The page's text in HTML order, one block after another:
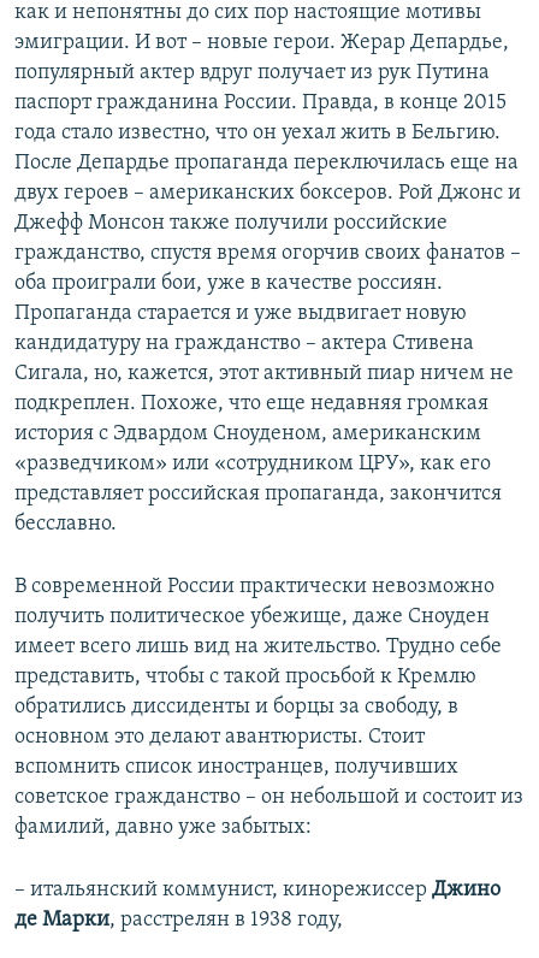
как и непонятны до сих пор настоящие мотивы
эмиграции. И вот – новые герои. Жерар Депардье,
популярный актер вдруг получает из рук Путина
паспорт гражданина России. Правда, в конце 2015
года стало известно, что он уехал жить в Бельгию.
После Депардье пропаганда переключилась еще на
двух героев – американских боксеров. Рой Джонс и
Джефф Монсон также получили российские
гражданство, спустя время огорчив своих фанатов –
оба проиграли бои, уже в качестве россиян.
Пропаганда старается и уже выдвигает новую
кандидатуру на гражданство – актера Стивена
Сигала, но, кажется, этот активный пиар ничем не
подкреплен. Похоже, что еще недавняя громкая
история с Эдвардом Сноуденом, американским
«разведчиком» или «сотрудником ЦРУ», как его
представляет российская пропаганда, закончится
бесславно.
В современной России практически невозможно
получить политическое убежище, даже Сноуден
имеет всего лишь вид на жительство. Трудно себе
представить, чтобы с такой просьбой к Кремлю
обратились диссиденты и борцы за свободу, в
основном это делают авантюристы. Стоит
вспомнить список иностранцев, получивших
советское гражданство – он небольшой и состоит из
фамилий, давно уже забытых:
– итальянский коммунист, кинорежиссер Джино
де Марки, расстрелян в 1938 году,